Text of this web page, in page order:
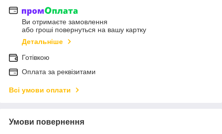
Ви отримаєте замовлення
або гроші повернуться на вашу картку
Детальніше
Готівкою
Оплата за реквізитами
Всі умови оплати
Умови повернення